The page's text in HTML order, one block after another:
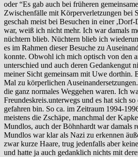
oder “Es gab auch bei früheren
Zwischenfälle mit Körperverletzungen bei
geschah meist bei Besuchen in einer ,Dorf-
war, weiß ich nicht mehr. Ich war damals
nüchtern blieb. Nüchtern blieb ich
es im Rahmen dieser Besuche zu
konnte. Obwohl ich mich optisch von den
unterschied und auch deren Gedankengut
meiner Sicht gemeinsam mit Uwe dorthin.
Mal zu körperlichen
die ganz normales Weggehen waren. Ich
Freundeskreis.unterwegs und es hat sich so
gefahren bin. So ca. im Zeitraum 1994-
meistens die Zschäpe, manchmal der
Mundlos, auch der Böhnhardt war damals
Mundlos war klar als Nazi zu erkennen
zwar kurze Haare, trug jedenfalls aber
und hatte ja auch gedanklich nichts mit